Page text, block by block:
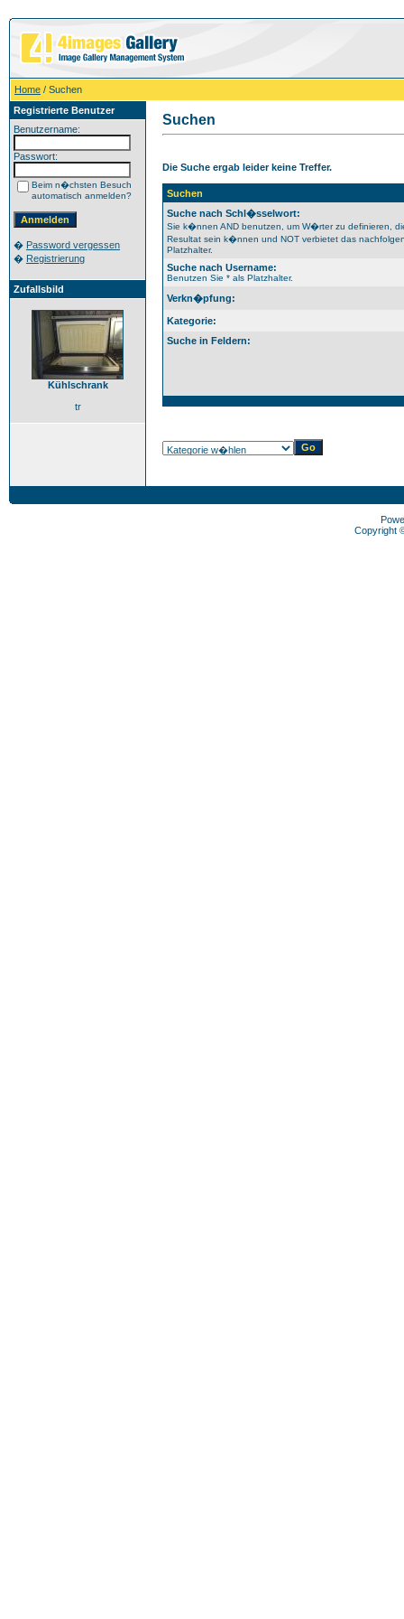
Home / Suchen
Registrierte Benutzer
Benutzername:
Passwort:
Beim n�chsten Besuch
automatisch anmelden?
� Password vergessen
� Registrierung
Zufallsbild
Kühlschrank
tr
Suchen
Die Suche ergab leider keine Treffer.
Suchen
Suche nach Schl�sselwort:
Sie k�nnen AND benutzen, um W�rter zu definieren,
Resultat sein k�nnen und NOT verbietet das
Platzhalter.
Suche nach Username:
Benutzen Sie * als Platzhalter.
Verkn�pfung:
Kategorie:
Suche in Feldern:
Copyright